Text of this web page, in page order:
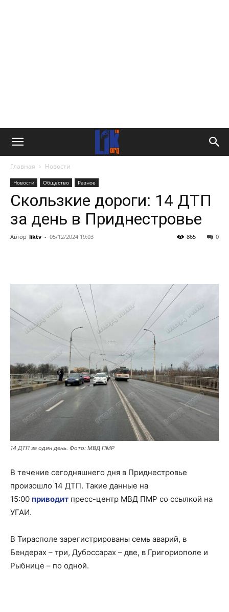
Главная Новости
Новости Общество Разное
Скользкие дороги: 14 ДТП
за день в Приднестровье
Автор liktv - 05/12/2024 19:03 0
865
14 ДТП за один день. Фото: МВД ПМР
В течение сегодняшнего дня в Приднестровье
произошло 14 ДТП. Такие данные на
15:00 приводит пресс-центр МВД ПМР со ссылкой на
УГАИ.
В Тирасполе зарегистрированы семь аварий, в
Бендерах – три, Дубоссарах – две, в Григориополе и
Рыбнице – по одной.